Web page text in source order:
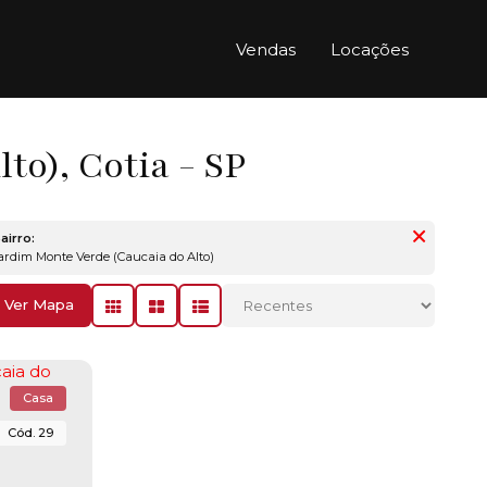
Locações
Vendas
Cotia - SP
Monte Verde (Caucaia do Alto)
Ver Mapa
29
Casa